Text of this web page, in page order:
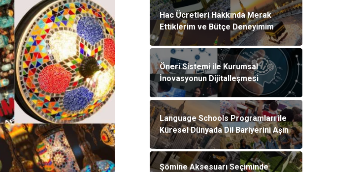
Hac Ücretleri Hakkında Merak
Ettiklerim ve Bütçe Deneyimim
Öneri Sistemi ile Kurumsal
İnovasyonun Dijitalleşmesi
Language Schools Programları ile
Küresel Dünyada Dil Bariyerini Aşın
Şömine Aksesuarı Seçiminde